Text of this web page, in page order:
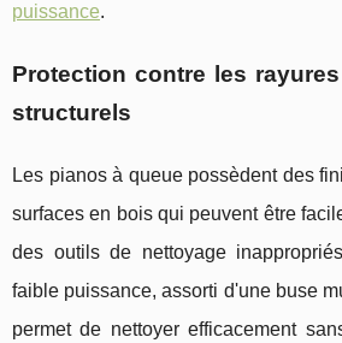
puissance.
Protection contre les
structurels
Les pianos à queue possèdent des
surfaces en bois qui peuvent être
des outils de nettoyage
faible puissance, assorti d'une buse
permet de nettoyer efficacement